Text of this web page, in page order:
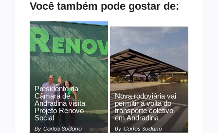
Você também pode gostar de:
Presidente da
Câmara de
Andradina visita
Projeto Renovo
Social
By Carlos Sodario
Nova rodoviária vai
permitir a volta do
transporte coletivo
em Andradina
By Carlos Sodario